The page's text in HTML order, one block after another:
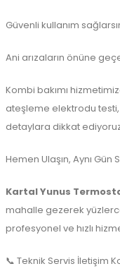
Güvenli kullanım
Ani arızaların önüne
Kombi bakımı
ateşleme elektrodu testi,
detaylara dikkat
Hemen Ulaşın, Aynı Gün
Kartal Yunus
mahalle gezerek
profesyonel ve hızlı
📞 Teknik Servis İletişim